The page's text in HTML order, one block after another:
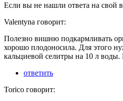
Если вы не нашли ответа на свой
Valentyna говорит:
Полезно вишню подкармливать
хорошо плодоносила. Для этого
кальциевой селитры на 10 л воды.
ответить
Torico говорит: